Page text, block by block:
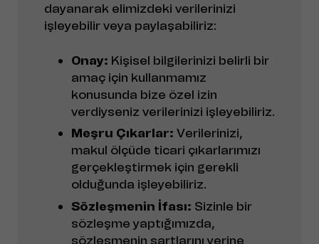
dayanarak elimizdeki verilerinizi
işleyebilir veya paylaşabiliriz:
Onay: Kişisel bilgilerinizi belirli bir
amaç için kullanmamız
konusunda bize özel izin
verdiyseniz verilerinizi işleyebiliriz.
Meşru Çıkarlar: Verilerinizi,
makul ölçüde ticari çıkarlarımızı
gerçekleştirmek için gerekli
olduğunda işleyebiliriz.
Sözleşmenin İfası: Sizinle bir
sözleşme yaptığımızda,
sözleşmenin şartlarını yerine